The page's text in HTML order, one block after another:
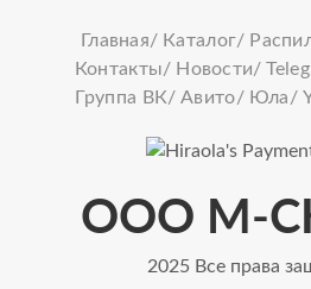
Главная Каталог
Контакты
Новости
Группа ВК
Авито Юла
ООО М-
2025 Все права